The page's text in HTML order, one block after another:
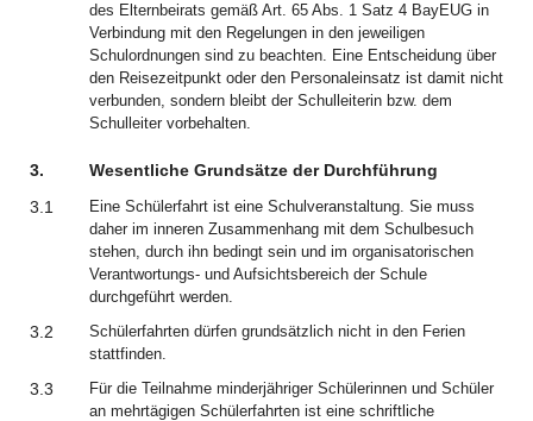
des Elternbeirats gemäß Art. 65 Abs. 1 Satz 4 BayEUG in
Verbindung mit den Regelungen in den jeweiligen
Schulordnungen sind zu beachten. Eine Entscheidung über
den Reisezeitpunkt oder den Personaleinsatz ist damit nicht
verbunden, sondern bleibt der Schulleiterin bzw. dem
Schulleiter vorbehalten.
3.
Wesentliche Grundsätze der Durchführung
3.1
Eine Schülerfahrt ist eine Schulveranstaltung. Sie muss
daher im inneren Zusammenhang mit dem Schulbesuch
stehen, durch ihn bedingt sein und im organisatorischen
Verantwortungs- und Aufsichtsbereich der Schule
durchgeführt werden.
3.2
Schülerfahrten dürfen grundsätzlich nicht in den Ferien
stattfinden.
3.3
Für die Teilnahme minderjähriger Schülerinnen und Schüler
an mehrtägigen Schülerfahrten ist eine schriftliche